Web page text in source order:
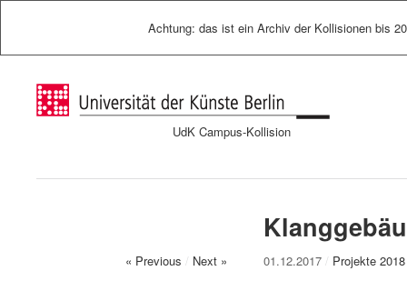
Achtung: das ist ein Archiv der Kollisionen bis
UdK Campus-Kollision
« Previous / Next » 01.12.2017 / Projekte 2018